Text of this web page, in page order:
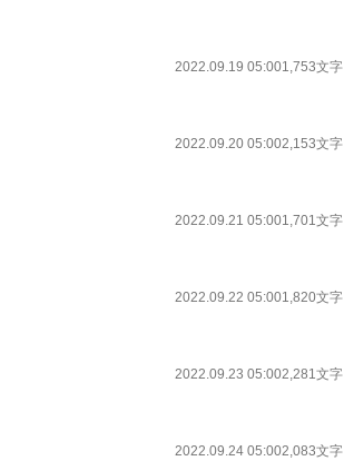
2022.09.19 05:001,753文字
2022.09.20 05:002,153文字
2022.09.21 05:001,701文字
2022.09.22 05:001,820文字
2022.09.23 05:002,281文字
2022.09.24 05:002,083文字